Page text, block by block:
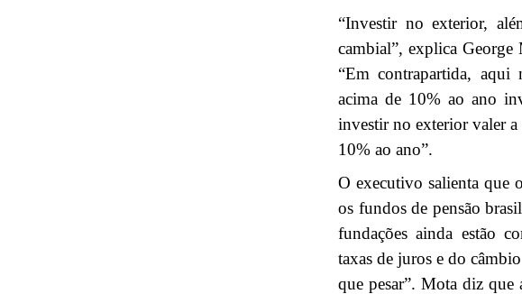
“Investir no exterior,
cambial”, explica
“Em contrapartida,
acima de 10% ao ano
investir no exterior valer
10% ao ano”.
O executivo salienta que
os fundos de pensão
fundações ainda estão
taxas de juros e do
que pesar”. Mota diz que